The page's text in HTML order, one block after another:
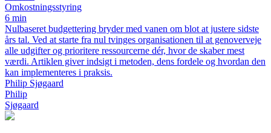
Omkostningsstyring
6 min
Nulbaseret budgettering bryder med vanen om blot at justere sidste
års tal. Ved at starte fra nul tvinges organisationen til at genoverveje
alle udgifter og prioritere ressourcerne dér, hvor de skaber mest
værdi. Artiklen giver indsigt i metoden, dens fordele og hvordan den
kan implementeres i praksis.
Philip Sjøgaard
Philip
Sjøgaard